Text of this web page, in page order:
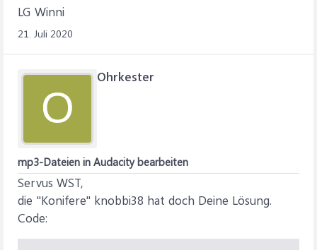
LG Winni
21. Juli 2020
O
Ohrkester
mp3-Dateien in Audacity bearbeiten
Servus WST,
die "Konifere" knobbi38 hat doch Deine Lösung.
Code: